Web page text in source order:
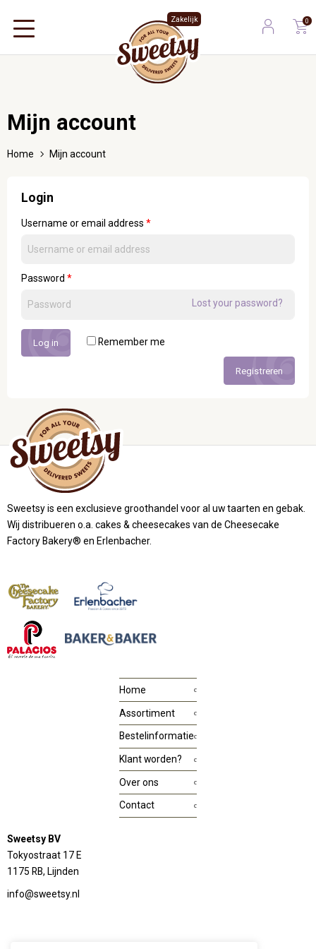
Zakelijk 0
Mijn account
Home Mijn account
Login
Username or email address *
Password *
Lost your password?
Log in Remember me
Registreren
Sweetsy is een exclusieve groothandel voor al uw taarten en gebak.
Wij distribueren o.a. cakes & cheesecakes van de Cheesecake
Factory Bakery® en Erlenbacher.
Home
Assortiment
Bestelinformatie
Klant worden?
Over ons
Contact
Sweetsy BV
Tokyostraat 17 E
1175 RB, Lijnden
info@sweetsy.nl